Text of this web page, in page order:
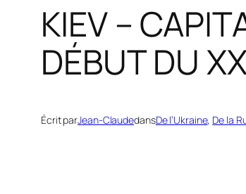
KIEV –
DÉBUT DU
Écrit parJean-ClaudedansDe l’Ukraine, De la